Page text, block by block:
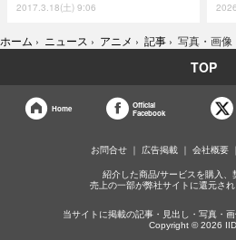
2017.3.18(土) 9:06
ホーム › ニュース › アニメ › 記事 › 写真・画像
TOP
Home
Official
Facebook
お問合せ 広告掲載 会社概要
紹介した商品/サービスを購入、
売上の一部が弊社サイトに還元され
当サイトに掲載の記事・見出し・写真・
Copyright © 2026